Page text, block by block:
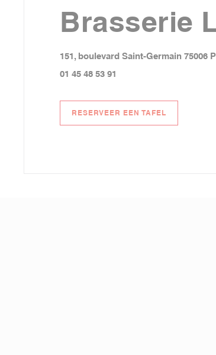
Brasserie
151, boulevard Saint-Germain 75006
01 45 48 53 91
RESERVEER EEN TAFEL